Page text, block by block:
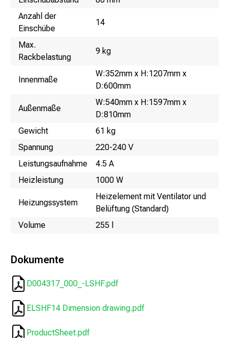
Anzahl der
Einschübe
14
Max.
Rackbelastung
9 kg
Innenmaße
W:352mm x H:1207mm x
D:600mm
Außenmaße
W:540mm x H:1597mm x
D:810mm
Gewicht
61 kg
Spannung
220-240 V
Leistungsaufnahme
4.5 A
Heizleistung
1000 W
Heizungssystem
Heizelement mit Ventilator und
Belüftung (Standard)
Volume
255 l
Dokumente
D004317_000_-LSHF.pdf
ELSHF14 Dimension drawing.pdf
ProductSheet.pdf